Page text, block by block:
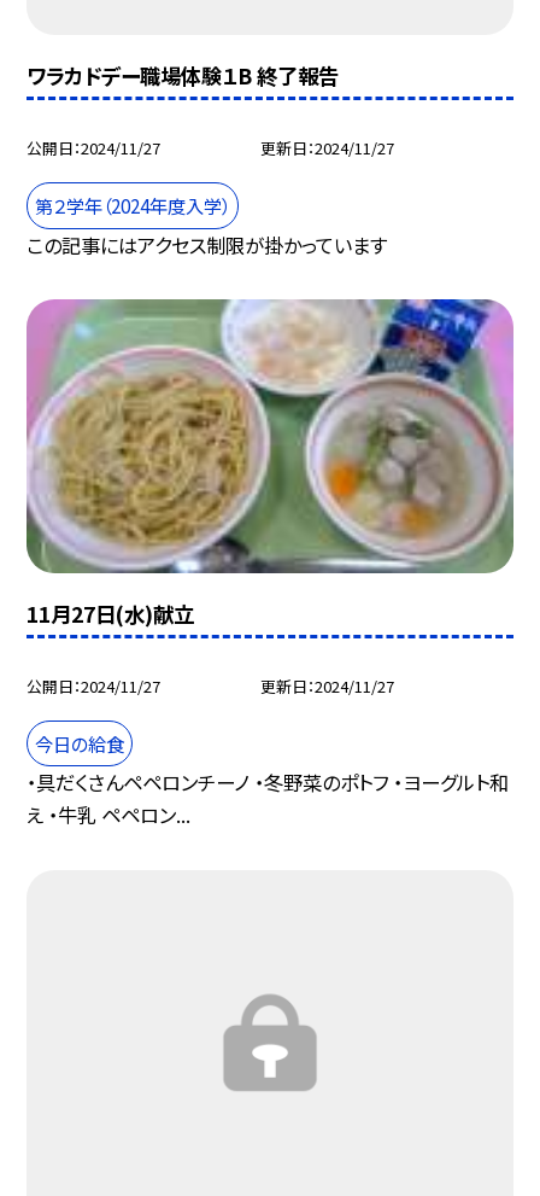
ワラカドデー職場体験１B 終了報告
公開日 2024/11/27 更新日 2024/11/27
第２学年（2024年度入学）
この記事にはアクセス制限が掛かっています
11月27日(水)献立
公開日 2024/11/27 更新日 2024/11/27
今日の給食
・具だくさんペペロンチーノ ・冬野菜のポトフ ・ヨーグルト和
え ・牛乳 ペペロン...